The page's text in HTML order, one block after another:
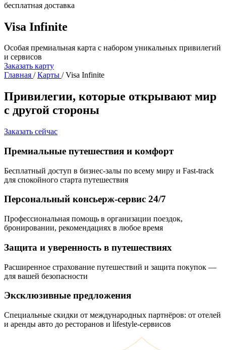
бесплатная доставка
Visa Infinite
Особая премиальная карта с набором уникальных привилегий
и сервисов
Заказать карту
Главная / Карты /Visa Infinite
Привилегии, которые открывают мир
с другой стороны
Заказать сейчас
Премиальные путешествия и комфорт
Бесплатный доступ в бизнес-залы по всему миру и Fast-track
для спокойного старта путешествия
Персональный консьерж-сервис 24/7
Профессиональная помощь в организации поездок,
бронировании, рекомендациях в любое время
Защита и уверенность в путешествиях
Расширенное страхование путешествий и защита покупок —
для вашей безопасности
Эксклюзивные предложения
Специальные скидки от международных партнёров: от отелей
и аренды авто до ресторанов и lifestyle-сервисов